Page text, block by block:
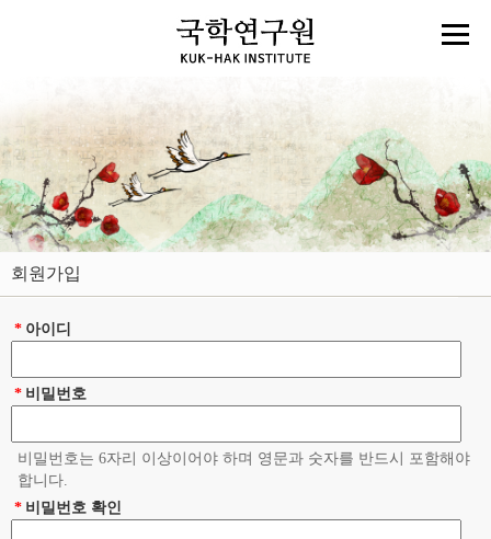
회원가입
아이디
*
비밀번호
*
비밀번호는 6자리 이상이어야 하며 영문과 숫자를 반드시 포함해야
합니다.
비밀번호 확인
*